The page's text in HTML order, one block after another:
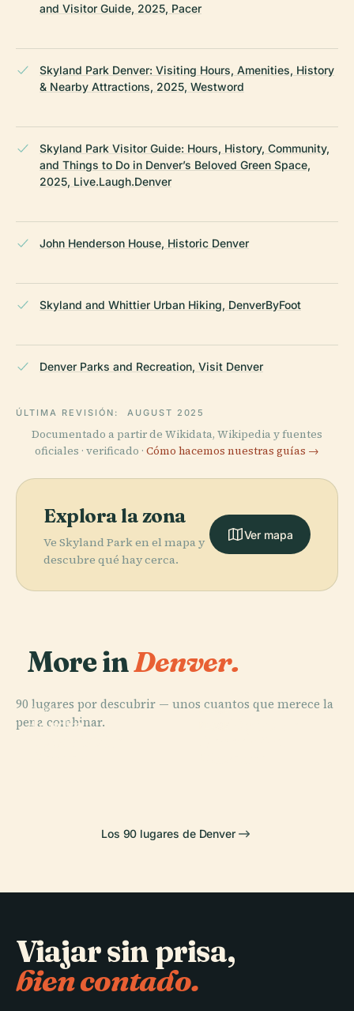
and Visitor Guide, 2025, Pacer
Skyland Park Denver: Visiting Hours, Amenities, History
& Nearby Attractions, 2025, Westword
Skyland Park Visitor Guide: Hours, History, Community,
and Things to Do in Denver’s Beloved Green Space,
2025, Live.Laugh.Denver
John Henderson House, Historic Denver
Skyland and Whittier Urban Hiking, DenverByFoot
Denver Parks and Recreation, Visit Denver
ÚLTIMA REVISIÓN: AUGUST 2025
Documentado a partir de Wikidata, Wikipedia y fuentes
oficiales · verificado · Cómo hacemos nuestras guías →
Explora la zona
Ve Skyland Park en el mapa y
descubre qué hay cerca.
Ver mapa
More inDenver.
90 lugares por descubrir — unos cuantos que merece la
pena combinar.
PLACE
PLACE
PLACE
Jardín
Los 90 lugares de Denver
Viajar sin prisa,
bien contado.